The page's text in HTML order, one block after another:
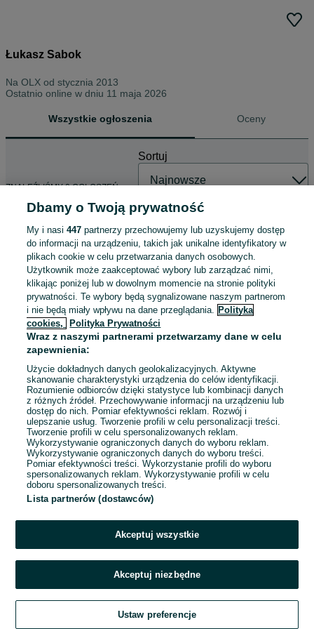
Łukasz Sabok
Na OLX od stycznia 2013
Ostatnio online w dniu 11 maja 2026
Wszystkie ogłoszenia Oceny
ZNALEŹLIŚMY 0 OGŁOSZEŃ
Sortuj
Dbamy o Twoją prywatność
My i nasi447 partnerzy przechowujemy lub uzyskujemy dostęp
do informacji na urządzeniu, takich jak unikalne identyfikatory w
plikach cookie w celu przetwarzania danych osobowych.
Użytkownik może zaakceptować wybory lub zarządzać nimi,
klikając poniżej lub w dowolnym momencie na stronie polityki
prywatności. Te wybory będą sygnalizowane naszym partnerom
i nie będą miały wpływu na dane przeglądania. Polityka
cookies,
Polityka Prywatności
Wraz z naszymi partnerami przetwarzamy dane w celu
zapewnienia:
Użycie dokładnych danych geolokalizacyjnych. Aktywne
skanowanie charakterystyki urządzenia do celów identyfikacji.
Rozumienie odbiorców dzięki statystyce lub kombinacji danych
z różnych źródeł. Przechowywanie informacji na urządzeniu lub
dostęp do nich. Pomiar efektywności reklam. Rozwój i
ulepszanie usług. Tworzenie profili w celu personalizacji treści.
Tworzenie profili w celu spersonalizowanych reklam.
Wykorzystywanie ograniczonych danych do wyboru reklam.
Wykorzystywanie ograniczonych danych do wyboru treści.
Pomiar efektywności treści. Wykorzystanie profili do wyboru
spersonalizowanych reklam. Wykorzystywanie profili w celu
doboru spersonalizowanych treści.
Lista partnerów (dostawców)
Akceptuj wszystkie
Akceptuj niezbędne
Ustaw preferencje